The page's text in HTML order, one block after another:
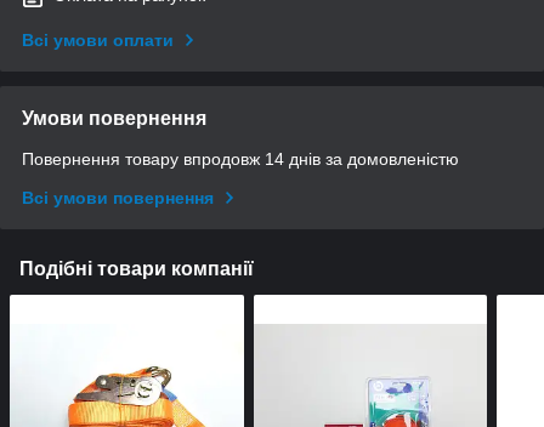
Всі умови оплати
Умови повернення
Повернення товару впродовж 14 днів за домовленістю
Всі умови повернення
Подібні товари компанії